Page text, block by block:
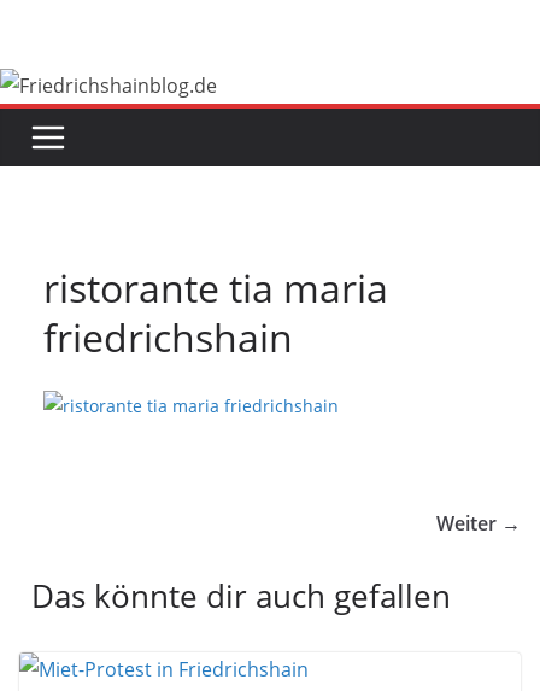
ristorante tia maria
friedrichshain
Weiter →
Das könnte dir auch gefallen